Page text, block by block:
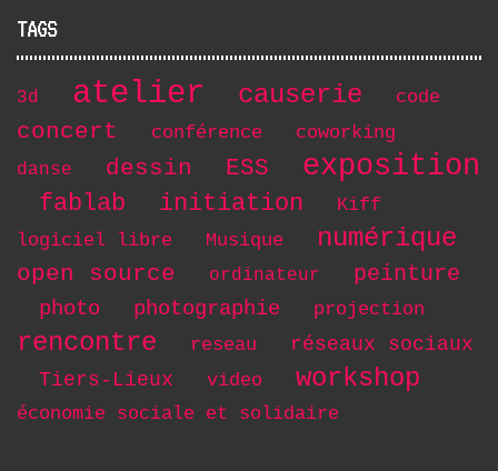
TAGS
3d atelier causerie code
concert conférence coworking
danse dessin ESS exposition
fablab initiation
Kiff
logiciel libre
Musique numérique
open source ordinateur peinture
photo photographie projection
rencontre reseau
réseaux sociaux
Tiers-Lieux
video workshop
économie sociale et solidaire